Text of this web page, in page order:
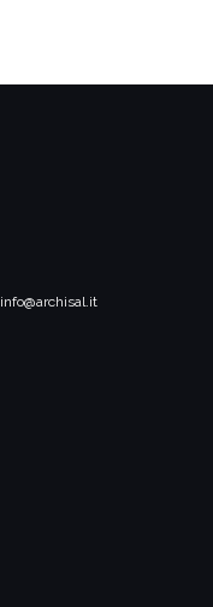
info@archisal.it